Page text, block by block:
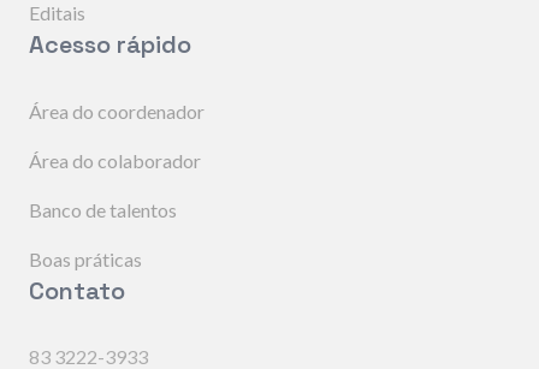
Editais
Acesso rápido
Área do coordenador
Área do colaborador
Banco de talentos
Boas práticas
Contato
83 3222-3933